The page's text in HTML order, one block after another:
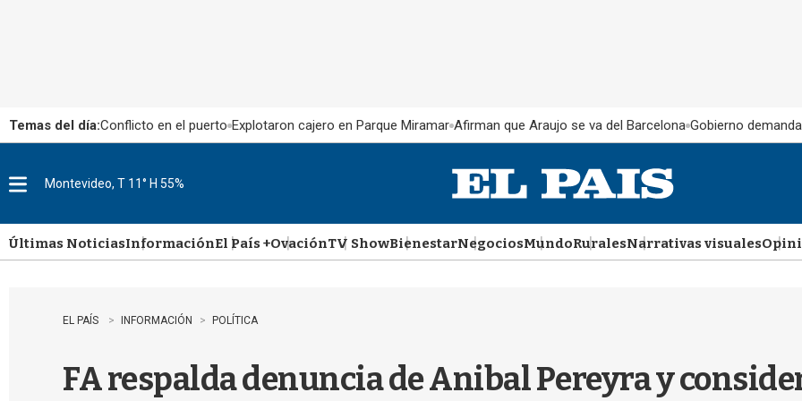
Temas del día:Conflicto en el puerto Explotaron cajero en Parque Miramar Afirman que Araujo se va del Barcelona Gobierno
u
Montevideo, T 11° H 55%
Últimas NoticiasInformaciónEl País +OvaciónTV ShowBienestarNegociosMundoRuralesNarrativas visuales
EL PAÍS INFORMACIÓN POLÍTICA
FA respalda denuncia de Anibal Pereyra y